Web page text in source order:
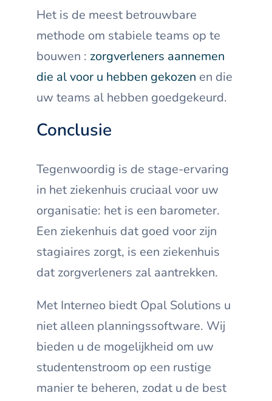
Het is de meest betrouwbare
methode om stabiele teams op te
bouwen : zorgverleners aannemen
die al voor u hebben gekozen en die
uw teams al hebben goedgekeurd.
Conclusie
Tegenwoordig is de stage-ervaring
in het ziekenhuis cruciaal voor uw
organisatie: het is een barometer.
Een ziekenhuis dat goed voor zijn
stagiaires zorgt, is een ziekenhuis
dat zorgverleners zal aantrekken.
Met Interneo biedt Opal Solutions u
niet alleen planningssoftware. Wij
bieden u de mogelijkheid om uw
studentenstroom op een rustige
manier te beheren, zodat u de best